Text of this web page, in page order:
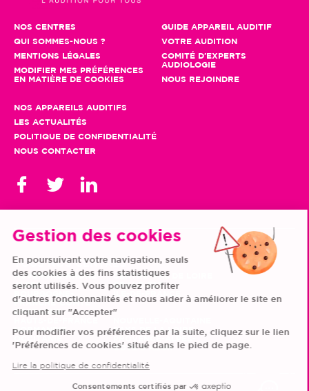
Gestion des cookies
En poursuivant votre navigation, seuls
des cookies à des fins statistiques
seront utilisés. Vous pouvez profiter
d'autres fonctionnalités et nous aider à améliorer le site en
cliquant sur "Accepter"
Pour modifier vos préférences par la suite, cliquez sur le lien
'Préférences de cookies' situé dans le pied de page.
Lire la politique de confidentialité
Consentements certifiés par
NOS CENTRES
QUI SOMMES-NOUS ?
MENTIONS LÉGALES
MODIFIER MES PRÉFÉRENCES
EN MATIÈRE DE COOKIES
GUIDE APPAREIL AUDITIF
VOTRE AUDITION
COMITÉ D'EXPERTS
AUDIOLOGIE
NOUS REJOINDRE
NOS APPAREILS AUDITIFS
LES ACTUALITÉS
POLITIQUE DE CONFIDENTIALITÉ
NOUS CONTACTER
TOUS NOS CENTRES
AUVERGNE-RHÔNE-
ALPES
FRANCHE-COMTÉ
BRETAGNE
CENTRE-VAL DE LOIRE
GRAND EST
ÎLE-DE-FRANCE
NORMANDIE
PAYS DE LA LOIRE
PROVENCE-ALPES-
CÔTE D'AZUR